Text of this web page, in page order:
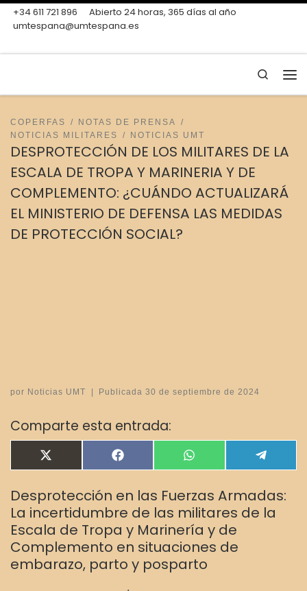
Skip to content
+34 611 721 896
Abierto 24 horas, 365 días al año
umtespana@umtespana.es
Search
COPERFAS
NOTAS DE PRENSA
NOTICIAS MILITARES
NOTICIAS UMT
DESPROTECCIÓN DE LOS MILITARES DE LA
ESCALA DE TROPA Y MARINERIA Y DE
COMPLEMENTO: ¿CUÁNDO ACTUALIZARÁ
EL MINISTERIO DE DEFENSA LAS MEDIDAS
DE PROTECCIÓN SOCIAL?
por Noticias UMT Publicada30 de septiembre de 2024
Comparte esta entrada:
Compartir en
X
(
w
i
t
t
e
r
)
Compartir en
F
a
e
b
o
o
k
Compartir en
W
h
t
s
A
p
p
e
e
g
r
Desprotección en las Fuerzas Armadas:
La incertidumbre de las militares de la
Escala de Tropa y Marinería y de
Complemento en situaciones de
embarazo, parto y posparto